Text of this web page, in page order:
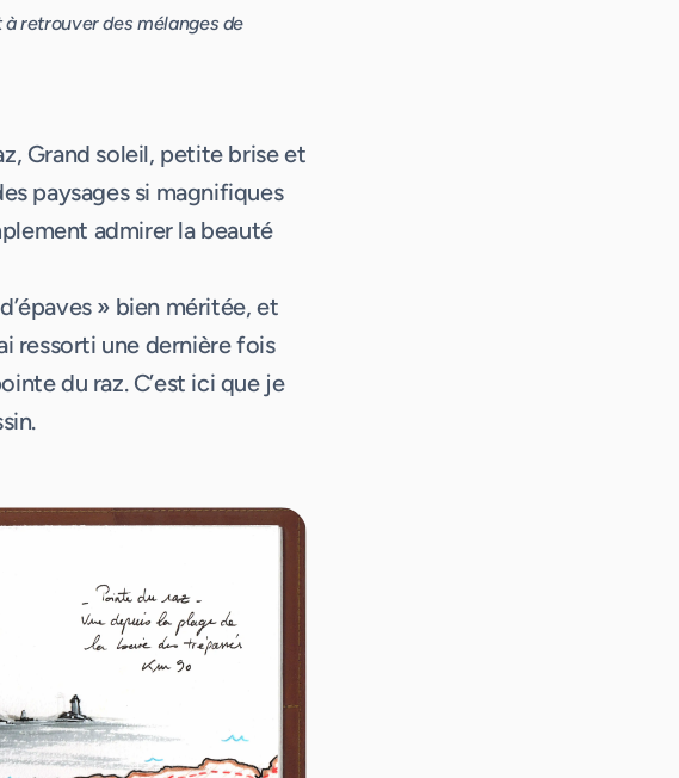
retrouver des mélanges de
Grand soleil, petite brise et
paysages si magnifiques
admirer la beauté
» bien méritée, et
ressorti une dernière fois
du raz. C’est ici que je